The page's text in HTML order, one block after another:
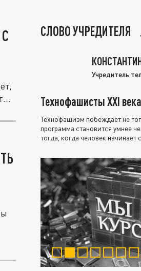
СЛОВО УЧРЕДИТЕЛЯ
Учредитель
Технофашисты XXI века
Технофашизм побеждает не
программа становится умнее
тогда, когда человек начинает